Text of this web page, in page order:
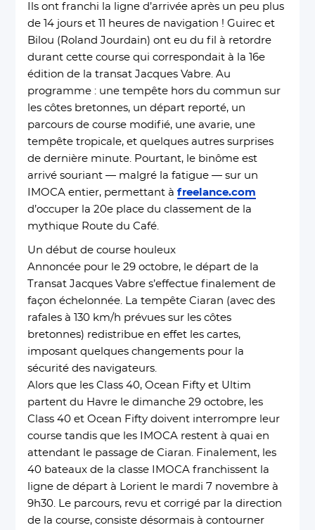
Ils ont franchi la ligne d’arrivée après un peu plus
de 14 jours et 11 heures de navigation ! Guirec et
Bilou (Roland Jourdain) ont eu du fil à retordre
durant cette course qui correspondait à la 16e
édition de la transat Jacques Vabre. Au
programme : une tempête hors du commun sur
les côtes bretonnes, un départ reporté, un
parcours de course modifié, une avarie, une
tempête tropicale, et quelques autres surprises
de dernière minute. Pourtant, le binôme est
arrivé souriant — malgré la fatigue — sur un
IMOCA entier, permettant àfreelance.com
d’occuper la 20e place du classement de la
mythique Route du Café.
Un début de course houleux
Annoncée pour le 29 octobre, le départ de la
Transat Jacques Vabre s’effectue finalement de
façon échelonnée. La tempête Ciaran (avec des
rafales à 130 km/h prévues sur les côtes
bretonnes) redistribue en effet les cartes,
imposant quelques changements pour la
sécurité des navigateurs.
Alors que les Class 40, Ocean Fifty et Ultim
partent du Havre le dimanche 29 octobre, les
Class 40 et Ocean Fifty doivent interrompre leur
course tandis que les IMOCA restent à quai en
attendant le passage de Ciaran. Finalement, les
40 bateaux de la classe IMOCA franchissent la
ligne de départ à Lorient le mardi 7 novembre à
9h30. Le parcours, revu et corrigé par la direction
de la course, consiste désormais à contourner